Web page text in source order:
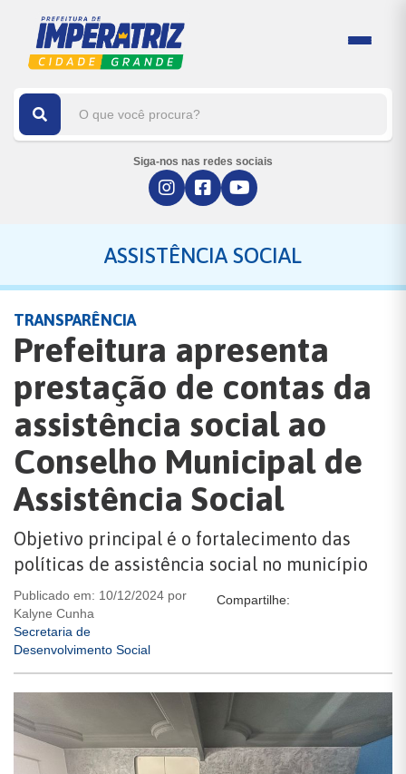
Siga-nos nas redes sociais
ASSISTÊNCIA SOCIAL
TRANSPARÊNCIA
Prefeitura apresenta
prestação de contas da
assistência social ao
Conselho Municipal de
Assistência Social
Objetivo principal é o fortalecimento das
políticas de assistência social no município
Publicado em: 10/12/2024 por
Kalyne Cunha
Secretaria de
Desenvolvimento Social
Compartilhe: